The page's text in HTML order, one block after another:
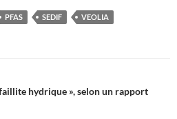
PFAS SEDIF VEOLIA
hydrique », selon un rapport